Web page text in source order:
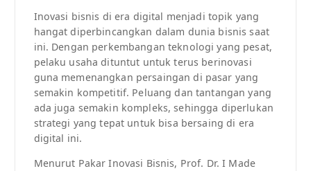
Inovasi bisnis di era digital menjadi topik yang
hangat diperbincangkan dalam dunia bisnis saat
ini. Dengan perkembangan teknologi yang pesat,
pelaku usaha dituntut untuk terus berinovasi
guna memenangkan persaingan di pasar yang
semakin kompetitif. Peluang dan tantangan yang
ada juga semakin kompleks, sehingga diperlukan
strategi yang tepat untuk bisa bersaing di era
digital ini.
Menurut Pakar Inovasi Bisnis, Prof. Dr. I Made